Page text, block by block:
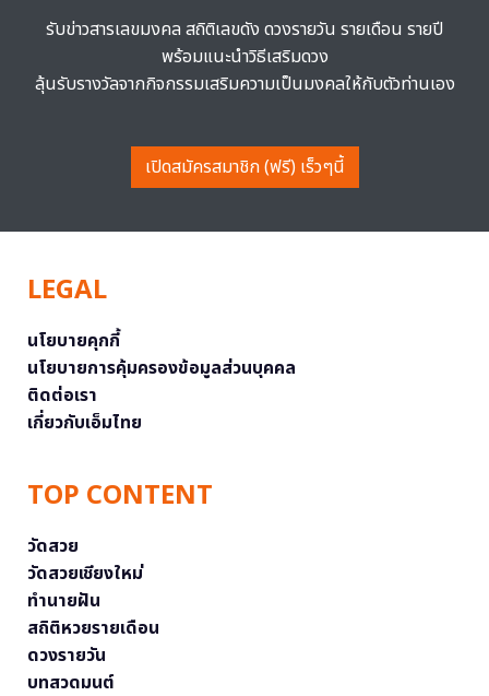
รับข่าวสารเลขมงคล สถิติเลขดัง ดวงรายวัน รายเดือน รายปี
พร้อมแนะนำวิธีเสริมดวง
ลุ้นรับรางวัลจากกิจกรรมเสริมความเป็นมงคลให้กับตัวท่านเอง
เปิดสมัครสมาชิก (ฟรี) เร็วๆนี้
LEGAL
นโยบายคุกกี้
นโยบายการคุ้มครองข้อมูลส่วนบุคคล
ติดต่อเรา
เกี่ยวกับเอ็มไทย
TOP CONTENT
วัดสวย
วัดสวยเชียงใหม่
ทำนายฝัน
สถิติหวยรายเดือน
ดวงรายวัน
บทสวดมนต์